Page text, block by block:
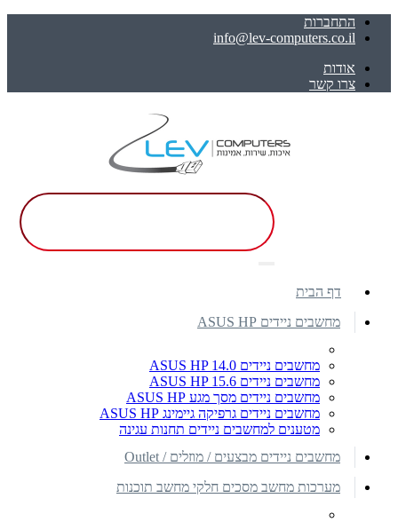
התחברות
info@lev-computers.co.il
אודות
צרו קשר
דף הבית
מחשבים ניידים ASUS HP
מחשבים ניידים ASUS HP 14.0
מחשבים ניידים ASUS HP 15.6
מחשבים ניידים מסך מגע ASUS HP
מחשבים ניידים גרפיקה גיימינג ASUS HP
מטענים למחשבים ניידים תחנות עגינה
מחשבים ניידים מבצעים / מוזלים / Outlet
מערכות מחשב מסכים חלקי מחשב תוכנות